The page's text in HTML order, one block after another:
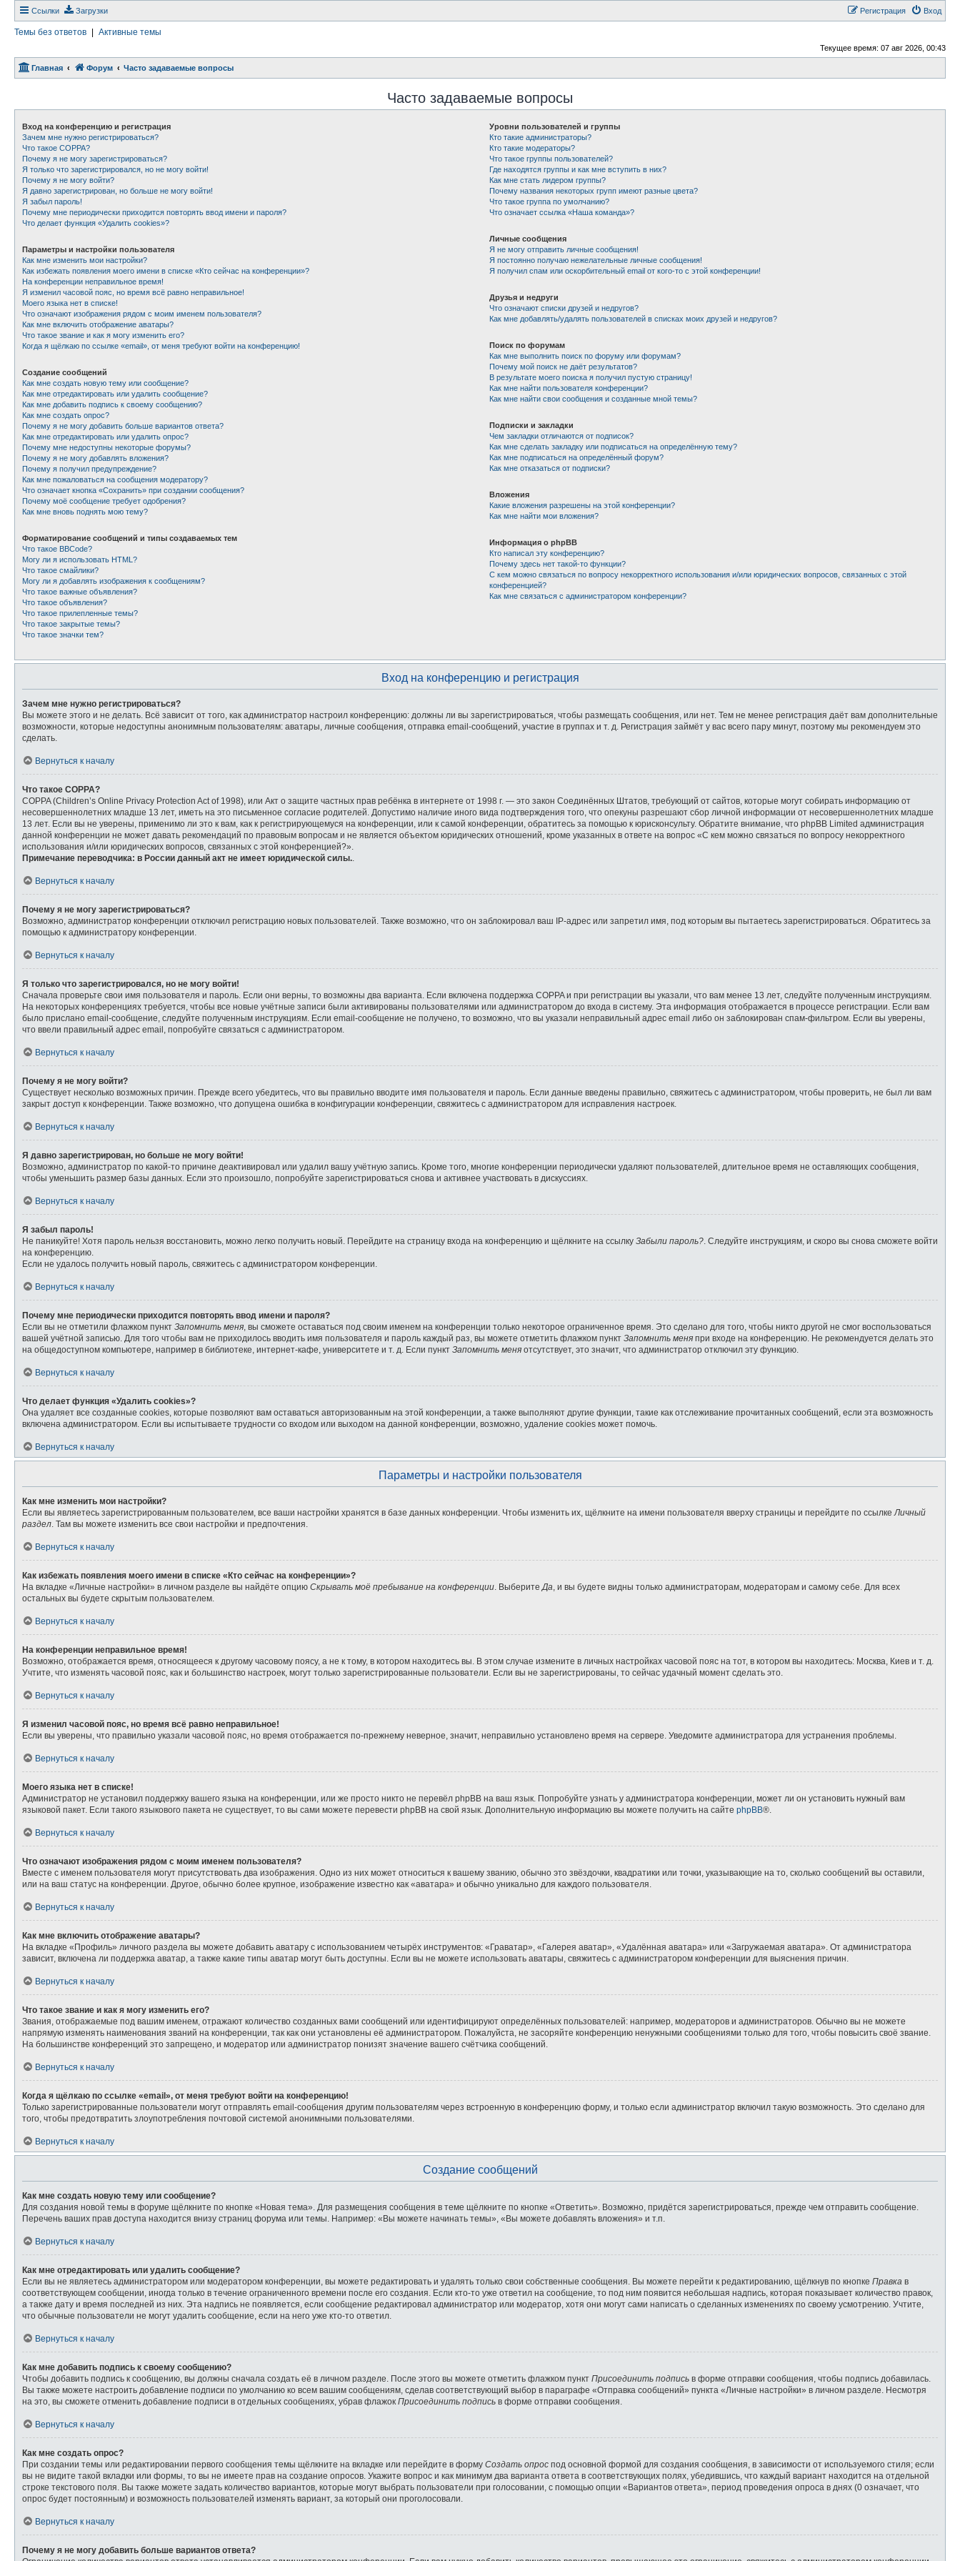
Ссылки Загрузки Вход
Регистрация
Темы без ответов Активные темы
Текущее время: 07 авг 2026, 00:43
Главная Форум Часто задаваемые вопросы
Часто задаваемые вопросы
Вход на конференцию и регистрация
Зачем мне нужно регистрироваться?
Что такое COPPA?
Почему я не могу зарегистрироваться?
Я только что зарегистрировался, но не могу войти!
Почему я не могу войти?
Я давно зарегистрирован, но больше не могу войти!
Я забыл пароль!
Почему мне периодически приходится повторять ввод имени и пароля?
Что делает функция «Удалить cookies»?
Параметры и настройки пользователя
Как мне изменить мои настройки?
Как избежать появления моего имени в списке «Кто сейчас на конференции»?
На конференции неправильное время!
Я изменил часовой пояс, но время всё равно неправильное!
Моего языка нет в списке!
Что означают изображения рядом с моим именем пользователя?
Как мне включить отображение аватары?
Что такое звание и как я могу изменить его?
Когда я щёлкаю по ссылке «email», от меня требуют войти на конференцию!
Создание сообщений
Как мне создать новую тему или сообщение?
Как мне отредактировать или удалить сообщение?
Как мне добавить подпись к своему сообщению?
Как мне создать опрос?
Почему я не могу добавить больше вариантов ответа?
Как мне отредактировать или удалить опрос?
Почему мне недоступны некоторые форумы?
Почему я не могу добавлять вложения?
Почему я получил предупреждение?
Как мне пожаловаться на сообщения модератору?
Что означает кнопка «Сохранить» при создании сообщения?
Почему моё сообщение требует одобрения?
Как мне вновь поднять мою тему?
Форматирование сообщений и типы создаваемых тем
Что такое BBCode?
Могу ли я использовать HTML?
Что такое смайлики?
Могу ли я добавлять изображения к сообщениям?
Что такое важные объявления?
Что такое объявления?
Что такое прилепленные темы?
Что такое закрытые темы?
Что такое значки тем?
Уровни пользователей и группы
Кто такие администраторы?
Кто такие модераторы?
Что такое группы пользователей?
Где находятся группы и как мне вступить в них?
Как мне стать лидером группы?
Почему названия некоторых групп имеют разные цвета?
Что такое группа по умолчанию?
Что означает ссылка «Наша команда»?
Личные сообщения
Я не могу отправить личные сообщения!
Я постоянно получаю нежелательные личные сообщения!
Я получил спам или оскорбительный email от кого-то с этой конференции!
Друзья и недруги
Что означают списки друзей и недругов?
Как мне добавлять/удалять пользователей в списках моих друзей и недругов?
Поиск по форумам
Как мне выполнить поиск по форуму или форумам?
Почему мой поиск не даёт результатов?
В результате моего поиска я получил пустую страницу!
Как мне найти пользователя конференции?
Как мне найти свои сообщения и созданные мной темы?
Подписки и закладки
Чем закладки отличаются от подписок?
Как мне сделать закладку или подписаться на определённую тему?
Как мне подписаться на определённый форум?
Как мне отказаться от подписки?
Вложения
Какие вложения разрешены на этой конференции?
Как мне найти мои вложения?
Информация о phpBB
Кто написал эту конференцию?
Почему здесь нет такой-то функции?
С кем можно связаться по вопросу некорректного использования и/или юридических вопросов, связанных с этой
конференцией?
Как мне связаться с администратором конференции?
Вход на конференцию и регистрация
Зачем мне нужно регистрироваться?
Вы можете этого и не делать. Всё зависит от того, как администратор настроил конференцию: должны ли вы зарегистрироваться, чтобы размещать сообщения, или нет. Тем не менее регистрация даёт вам дополнительные
возможности, которые недоступны анонимным пользователям: аватары, личные сообщения, отправка email-сообщений, участие в группах и т. д. Регистрация займёт у вас всего пару минут, поэтому мы рекомендуем это
сделать.
Вернуться к началу
Что такое COPPA?
COPPA (Children’s Online Privacy Protection Act of 1998), или Акт о защите частных прав ребёнка в интернете от 1998 г. — это закон Соединённых Штатов, требующий от сайтов, которые могут собирать информацию от
несовершеннолетних младше 13 лет, иметь на это письменное согласие родителей. Допустимо наличие иного вида подтверждения того, что опекуны разрешают сбор личной информации от несовершеннолетних младше
13 лет. Если вы не уверены, применимо ли это к вам, как к регистрирующемуся на конференции, или к самой конференции, обратитесь за помощью к юрисконсульту. Обратите внимание, что phpBB Limited администрация
данной конференции не может давать рекомендаций по правовым вопросам и не является объектом юридических отношений, кроме указанных в ответе на вопрос «С кем можно связаться по вопросу некорректного
использования и/или юридических вопросов, связанных с этой конференцией?».
Примечание переводчика: в России данный акт не имеет юридической силы.
Вернуться к началу
Почему я не могу зарегистрироваться?
Возможно, администратор конференции отключил регистрацию новых пользователей. Также возможно, что он заблокировал ваш IP-адрес или запретил имя, под которым вы пытаетесь зарегистрироваться. Обратитесь за
помощью к администратору конференции.
Вернуться к началу
Я только что зарегистрировался, но не могу войти!
Сначала проверьте свои имя пользователя и пароль. Если они верны, то возможны два варианта. Если включена поддержка COPPA и при регистрации вы указали, что вам менее 13 лет, следуйте полученным инструкциям.
На некоторых конференциях требуется, чтобы все новые учётные записи были активированы пользователями или администратором до входа в систему. Эта информация отображается в процессе регистрации. Если вам
было прислано email-сообщение, следуйте полученным инструкциям. Если email-сообщение не получено, то возможно, что вы указали неправильный адрес email либо он заблокирован спам-фильтром. Если вы уверены,
что ввели правильный адрес email, попробуйте связаться с администратором.
Вернуться к началу
Почему я не могу войти?
Существует несколько возможных причин. Прежде всего убедитесь, что вы правильно вводите имя пользователя и пароль. Если данные введены правильно, свяжитесь с администратором, чтобы проверить, не был ли вам
закрыт доступ к конференции. Также возможно, что допущена ошибка в конфигурации конференции, свяжитесь с администратором для исправления настроек.
Вернуться к началу
Я давно зарегистрирован, но больше не могу войти!
Возможно, администратор по какой-то причине деактивировал или удалил вашу учётную запись. Кроме того, многие конференции периодически удаляют пользователей, длительное время не оставляющих сообщения,
чтобы уменьшить размер базы данных. Если это произошло, попробуйте зарегистрироваться снова и активнее участвовать в дискуссиях.
Вернуться к началу
Я забыл пароль!
Не паникуйте! Хотя пароль нельзя восстановить, можно легко получить новый. Перейдите на страницу входа на конференцию и щёлкните на ссылку Забыли пароль? . Следуйте инструкциям, и скоро вы снова сможете войти
на конференцию.
Если не удалось получить новый пароль, свяжитесь с администратором конференции.
Вернуться к началу
Почему мне периодически приходится повторять ввод имени и пароля?
Если вы не отметили флажком пункт Запомнить меня , вы сможете оставаться под своим именем на конференции только некоторое ограниченное время. Это сделано для того, чтобы никто другой не смог воспользоваться
вашей учётной записью. Для того чтобы вам не приходилось вводить имя пользователя и пароль каждый раз, вы можете отметить флажком пункт Запомнить меня при входе на конференцию. Не рекомендуется делать это
на общедоступном компьютере, например в библиотеке, интернет-кафе, университете и т. д. Если пункт Запомнить меня отсутствует, это значит, что администратор отключил эту функцию.
Вернуться к началу
Что делает функция «Удалить cookies»?
Она удаляет все созданные cookies, которые позволяют вам оставаться авторизованным на этой конференции, а также выполняют другие функции, такие как отслеживание прочитанных сообщений, если эта возможность
включена администратором. Если вы испытываете трудности со входом или выходом на данной конференции, возможно, удаление cookies может помочь.
Вернуться к началу
Параметры и настройки пользователя
Как мне изменить мои настройки?
Если вы являетесь зарегистрированным пользователем, все ваши настройки хранятся в базе данных конференции. Чтобы изменить их, щёлкните на имени пользователя вверху страницы и перейдите по ссылке Личный
раздел . Там вы можете изменить все свои настройки и предпочтения.
Вернуться к началу
Как избежать появления моего имени в списке «Кто сейчас на конференции»?
На вкладке «Личные настройки» в личном разделе вы найдёте опцию Скрывать моё пребывание на конференции . Выберите Да , и вы будете видны только администраторам, модераторам и самому себе. Для всех
остальных вы будете скрытым пользователем.
Вернуться к началу
На конференции неправильное время!
Возможно, отображается время, относящееся к другому часовому поясу, а не к тому, в котором находитесь вы. В этом случае измените в личных настройках часовой пояс на тот, в котором вы находитесь: Москва, Киев и т. д.
Учтите, что изменять часовой пояс, как и большинство настроек, могут только зарегистрированные пользователи. Если вы не зарегистрированы, то сейчас удачный момент сделать это.
Вернуться к началу
Я изменил часовой пояс, но время всё равно неправильное!
Если вы уверены, что правильно указали часовой пояс, но время отображается по-прежнему неверное, значит, неправильно установлено время на сервере. Уведомите администратора для устранения проблемы.
Вернуться к началу
Моего языка нет в списке!
Администратор не установил поддержку вашего языка на конференции, или же просто никто не перевёл phpBB на ваш язык. Попробуйте узнать у администратора конференции, может ли он установить нужный вам
языковой пакет. Если такого языкового пакета не существует, то вы сами можете перевести phpBB на свой язык. Дополнительную информацию вы можете получить на сайте phpBB®.
Вернуться к началу
Что означают изображения рядом с моим именем пользователя?
Вместе с именем пользователя могут присутствовать два изображения. Одно из них может относиться к вашему званию, обычно это звёздочки, квадратики или точки, указывающие на то, сколько сообщений вы оставили,
или на ваш статус на конференции. Другое, обычно более крупное, изображение известно как «аватара» и обычно уникально для каждого пользователя.
Вернуться к началу
Как мне включить отображение аватары?
На вкладке «Профиль» личного раздела вы можете добавить аватару с использованием четырёх инструментов: «Граватар», «Галерея аватар», «Удалённая аватара» или «Загружаемая аватара». От администратора
зависит, включена ли поддержка аватар, а также какие типы аватар могут быть доступны. Если вы не можете использовать аватары, свяжитесь с администратором конференции для выяснения причин.
Вернуться к началу
Что такое звание и как я могу изменить его?
Звания, отображаемые под вашим именем, отражают количество созданных вами сообщений или идентифицируют определённых пользователей: например, модераторов и администраторов. Обычно вы не можете
напрямую изменять наименования званий на конференции, так как они установлены её администратором. Пожалуйста, не засоряйте конференцию ненужными сообщениями только для того, чтобы повысить своё звание.
На большинстве конференций это запрещено, и модератор или администратор понизят значение вашего счётчика сообщений.
Вернуться к началу
Когда я щёлкаю по ссылке «email», от меня требуют войти на конференцию!
Только зарегистрированные пользователи могут отправлять email-сообщения другим пользователям через встроенную в конференцию форму, и только если администратор включил такую возможность. Это сделано для
того, чтобы предотвратить злоупотребления почтовой системой анонимными пользователями.
Вернуться к началу
Создание сообщений
Как мне создать новую тему или сообщение?
Для создания новой темы в форуме щёлкните по кнопке «Новая тема». Для размещения сообщения в теме щёлкните по кнопке «Ответить». Возможно, придётся зарегистрироваться, прежде чем отправить сообщение.
Перечень ваших прав доступа находится внизу страниц форума или темы. Например: «Вы можете начинать темы», «Вы можете добавлять вложения» и т.п.
Вернуться к началу
Как мне отредактировать или удалить сообщение?
Если вы не являетесь администратором или модератором конференции, вы можете редактировать и удалять только свои собственные сообщения. Вы можете перейти к редактированию, щёлкнув по кнопке Правка в
соответствующем сообщении, иногда только в течение ограниченного времени после его создания. Если кто-то уже ответил на сообщение, то под ним появится небольшая надпись, которая показывает количество правок,
а также дату и время последней из них. Эта надпись не появляется, если сообщение редактировал администратор или модератор, хотя они могут сами написать о сделанных изменениях по своему усмотрению. Учтите,
что обычные пользователи не могут удалить сообщение, если на него уже кто-то ответил.
Вернуться к началу
Как мне добавить подпись к своему сообщению?
Чтобы добавить подпись к сообщению, вы должны сначала создать её в личном разделе. После этого вы можете отметить флажком пункт Присоединить подпись в форме отправки сообщения, чтобы подпись добавилась.
Вы также можете настроить добавление подписи по умолчанию ко всем вашим сообщениям, сделав соответствующий выбор в параграфе «Отправка сообщений» пункта «Личные настройки» в личном разделе. Несмотря
на это, вы сможете отменить добавление подписи в отдельных сообщениях, убрав флажок Присоединить подпись в форме отправки сообщения.
Вернуться к началу
Как мне создать опрос?
При создании темы или редактировании первого сообщения темы щёлкните на вкладке или перейдите в форму Создать опрос под основной формой для создания сообщения, в зависимости от используемого стиля; если
вы не видите такой вкладки или формы, то вы не имеете прав на создание опросов. Укажите вопрос и как минимум два варианта ответа в соответствующих полях, убедившись, что каждый вариант находится на отдельной
строке текстового поля. Вы также можете задать количество вариантов, которые могут выбрать пользователи при голосовании, с помощью опции «Вариантов ответа», период проведения опроса в днях (0 означает, что
опрос будет постоянным) и возможность пользователей изменять вариант, за который они проголосовали.
Вернуться к началу
Почему я не могу добавить больше вариантов ответа?